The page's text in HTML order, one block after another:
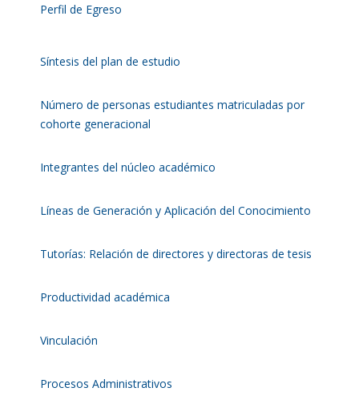
Perfil de Egreso
Síntesis del plan de estudio
Número de personas estudiantes matriculadas por
cohorte generacional
Integrantes del núcleo académico
Líneas de Generación y Aplicación del Conocimiento
Tutorías: Relación de directores y directoras de tesis
Productividad académica
Vinculación
Procesos Administrativos